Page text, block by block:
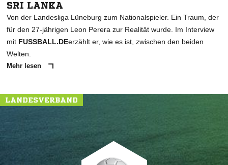
SRI LANKA
Von der Landesliga Lüneburg zum Nationalspieler. Ein Traum, der
für den 27-jährigen Leon Perera zur Realität wurde. Im Interview
mit FUSSBALL.DEerzählt er, wie es ist, zwischen den beiden
Welten.
Mehr lesen
LANDESVERBAND